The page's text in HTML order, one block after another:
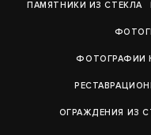
ПАМЯТНИКИ ИЗ СТЕКЛА
ФОТОГРАФИИ
ОГРАЖДЕНИЯ ИЗ